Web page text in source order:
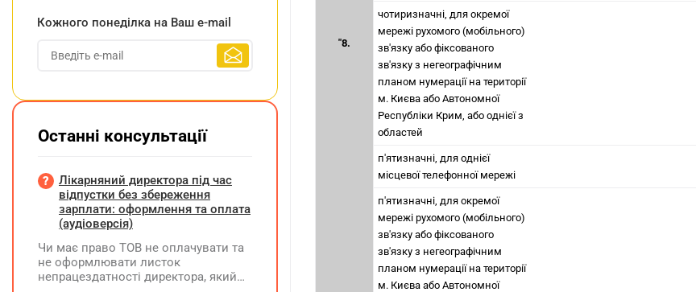
"8.
чотиризначні, для окремої
мережі рухомого (мобільного)
зв'язку або фіксованого
зв'язку з негеографічним
планом нумерації на території
м. Києва або Автономної
Республіки Крим, або однієї з
областей
п'ятизначні, для однієї
місцевої телефонної мережі
п'ятизначні, для окремої
мережі рухомого (мобільного)
зв'язку або фіксованого
зв'язку з негеографічним
планом нумерації на території
м. Києва або Автономної
Кожного понеділка на Ваш e-mail
Останні консультації
Лікарняний директора під час
відпустки без збереження
зарплати: оформлення та оплата
(аудіоверсія)
Чи має право ТОВ не оплачувати та
не оформлювати листок
непрацездатності директора, який